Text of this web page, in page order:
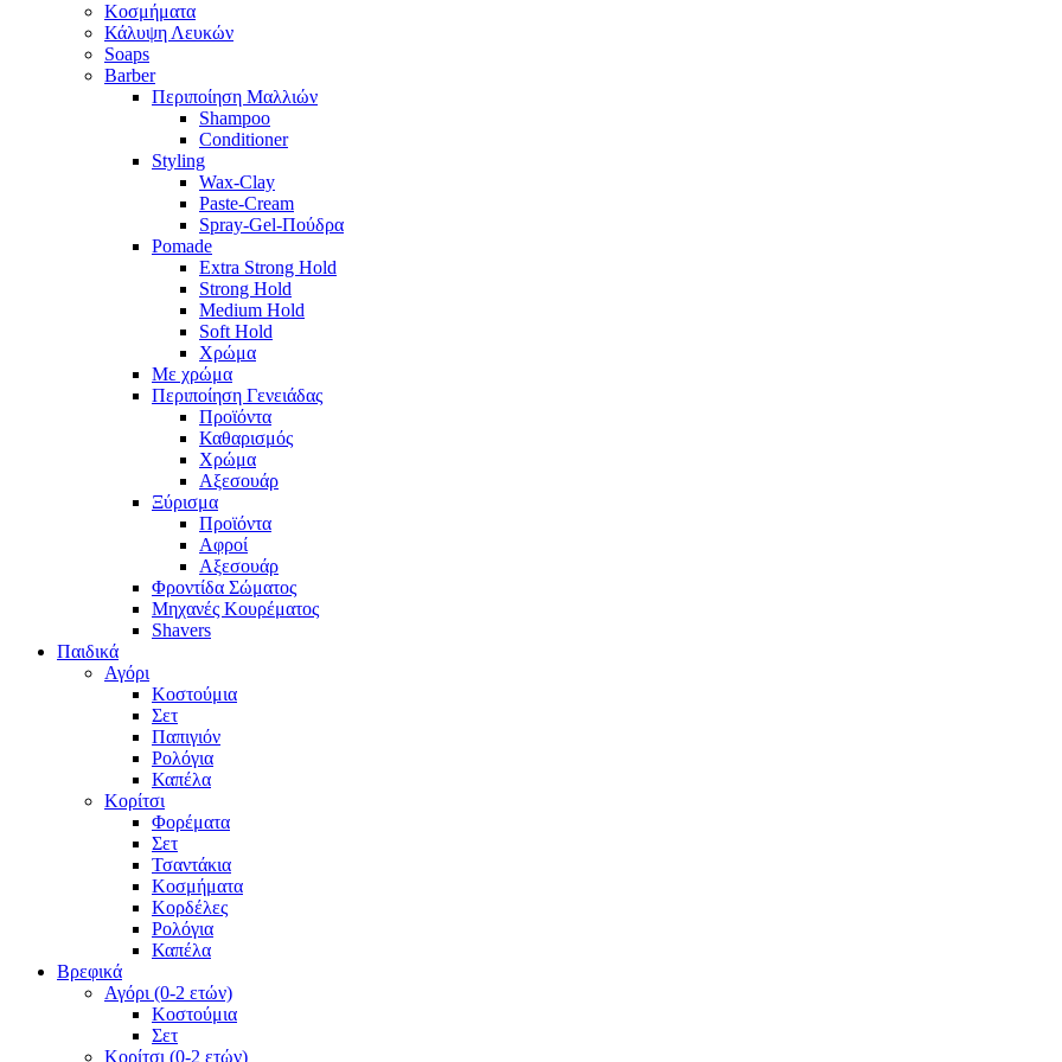
Κοσμήματα
Κάλυψη Λευκών
Soaps
Barber
Περιποίηση Μαλλιών
Shampoo
Conditioner
Styling
Wax-Clay
Paste-Cream
Spray-Gel-Πούδρα
Pomade
Extra Strong Hold
Strong Hold
Medium Hold
Soft Hold
Χρώμα
Με χρώμα
Περιποίηση Γενειάδας
Προϊόντα
Καθαρισμός
Χρώμα
Αξεσουάρ
Ξύρισμα
Προϊόντα
Αφροί
Αξεσουάρ
Φροντίδα Σώματος
Μηχανές Κουρέματος
Shavers
Παιδικά
Αγόρι
Κοστούμια
Σετ
Παπιγιόν
Ρολόγια
Καπέλα
Κορίτσι
Φορέματα
Σετ
Τσαντάκια
Κοσμήματα
Κορδέλες
Ρολόγια
Καπέλα
Βρεφικά
Αγόρι (0-2 ετών)
Κοστούμια
Σετ
Κορίτσι (0-2 ετών)